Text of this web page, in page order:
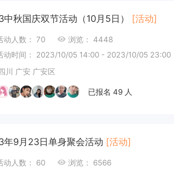
秋国庆双节活动（10月5日） [活动]
动人数： 70
浏览： 4448
动时间： 2023/10/05 14:00 - 2023/10/05 23:00
川 广安 广安区
已报名 49 人
年9月23日单身聚会活动 [活动]
动人数： 60
浏览： 6566